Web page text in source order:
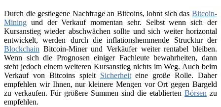
Durch die gestiegene Nachfrage an Bitcoins, lohnt sich das Bitcoin-
Mining und der Verkauf momentan sehr. Selbst wenn sich der
Kursanstieg wieder abschwächen sollte und sich weiter horizontal
entwickelt, werden durch die inflationshemmende Strucktur der
Blockchain Bitcoin-Miner und Verkäufer weiter rentabel bleiben.
Wenn sich die Prognosen einiger Fachleute bewahrheiten, dann
steht jedoch einem weiteren Kursanstieg nichts im Weg. Auch beim
Verkauf von Bitcoins spielt Sicherheiteine große Rolle. Daher
empfehlen wir Ihnen, nur kleinere Mengen vor Ort gegen Bargeld
zu verkaufen. Für größere Summen sind die etablierten Börsen zu
empfehlen.